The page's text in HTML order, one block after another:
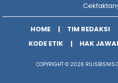
HOME TIM REDAKSI
KODE ETIK
HAK
COPYRIGHT © 2026